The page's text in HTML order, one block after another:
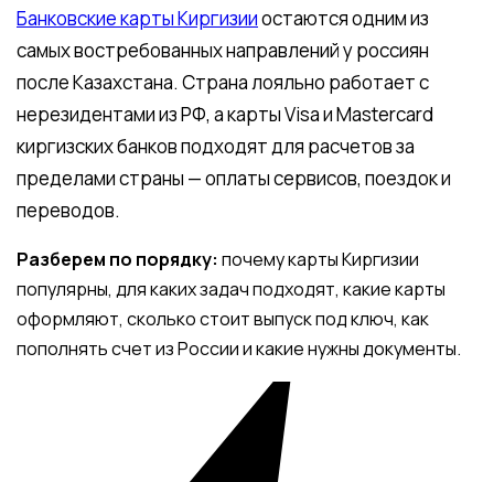
Банковские карты Киргизииостаются одним из
самых востребованных направлений у россиян
после Казахстана. Страна лояльно работает с
нерезидентами из РФ, а карты Visa и Mastercard
киргизских банков подходят для расчетов за
пределами страны — оплаты сервисов, поездок и
переводов.
Разберем по порядку: почему карты Киргизии
популярны, для каких задач подходят, какие карты
оформляют, сколько стоит выпуск под ключ, как
пополнять счет из России и какие нужны документы.